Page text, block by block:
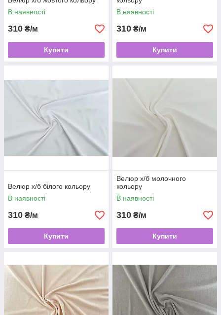
В наявності
310 ₴/м
Купити
В наявності
310 ₴/м
Купити
Велюр х/б білого кольору
В наявності
310 ₴/м
Купити
Велюр x/б молочного
кольору
В наявності
310 ₴/м
Купити